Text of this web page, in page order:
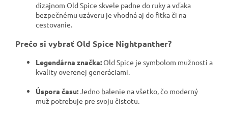
dizajnom Old Spice skvele padne do ruky a vďaka
bezpečnému uzáveru je vhodná aj do fitka či na
cestovanie.
Prečo si vybrať Old Spice Nightpanther?
Legendárna značka:Old Spice je symbolom mužnosti a
kvality overenej generáciami.
Úspora času:Jedno balenie na všetko, čo moderný
muž potrebuje pre svoju čistotu.